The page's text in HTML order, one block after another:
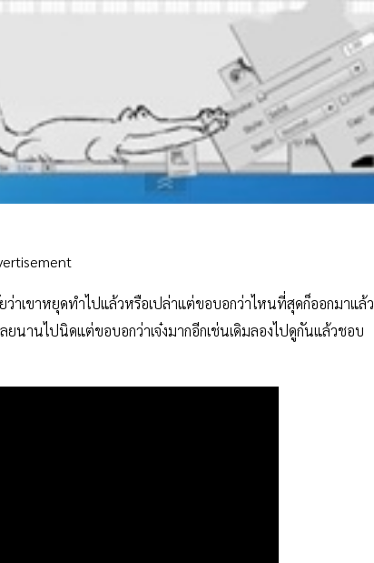
าเขาหยุดทำไปแล้วหรือเปล่าแต่ขอบอกว่าไหนที่สุดก็ออกมาแล้ว
ยนานไปนิดแต่ขอบอกว่าเจ๋งมากอีกเช่นเดิมลองไปดูกันแล้วชอบ